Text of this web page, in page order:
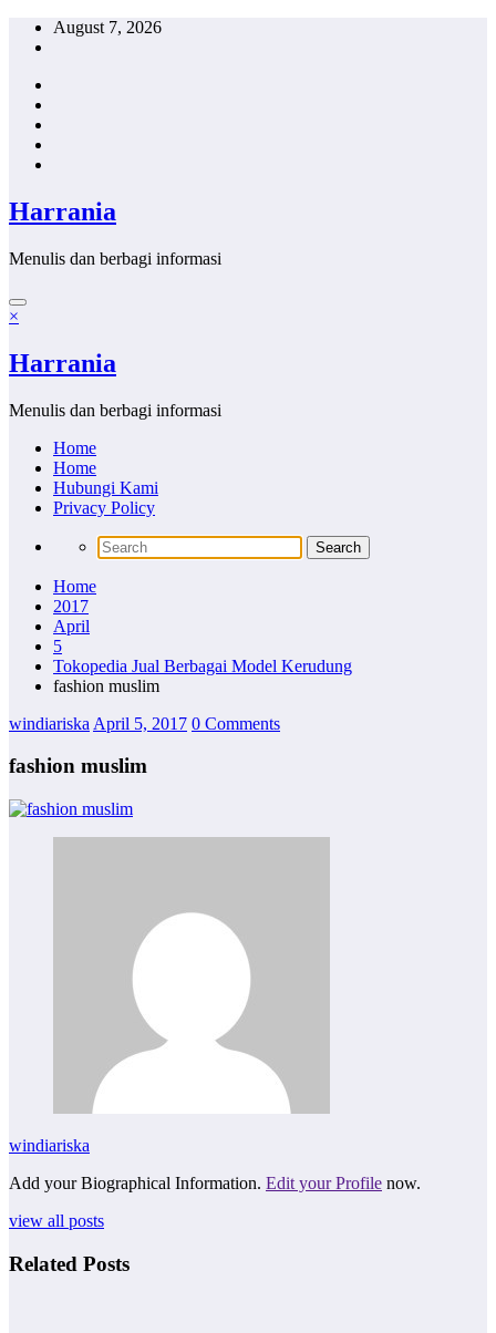
Skip
August 7, 2026
Harrania
Menulis dan berbagi informasi
×
Harrania
Menulis dan berbagi informasi
Home
Home
Hubungi Kami
Privacy Policy
Home
2017
April
5
Tokopedia Jual Berbagai Model Kerudung
fashion muslim
windiariska April 5, 2017 0 Comments
fashion muslim
windiariska
Add your Biographical Information. Edit your Profile now.
view all posts
Related Posts